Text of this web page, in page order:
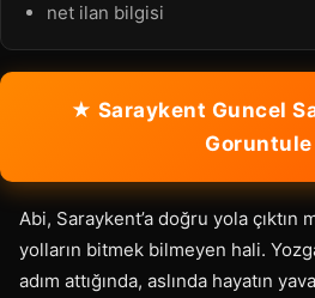
net ilan bilgisi
★ Saraykent Guncel
Goruntule
Abi, Saraykent’a doğru yola çıktın
yolların bitmek bilmeyen hali.
adım attığında, aslında hayatın